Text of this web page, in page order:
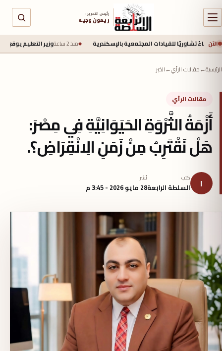
رئيس التحرير :
ريمون وجيه
الآن
للقيادات المجتمعية بالإسكندرية منذ 2 ساعة وزير التعليم يوقع إتفاقية مع اليابان لتحويل 20 مدرسة إلى مدارس دولية وفق المناهج
الرئيسية←مقالات الرأي←الخبر
مقالات الرأي
أَزْمَةُ الثَّرْوَةِ الحَيَوَانِيَّةِ فِي مِصْرَ:
هَلْ نَقْتَرِبُ مِنْ زَمَنِ الِانْقِرَاضِ؟.
ا كتب
السلطة الرابعة
نُشر
28 مايو 2026 - 3:45 م